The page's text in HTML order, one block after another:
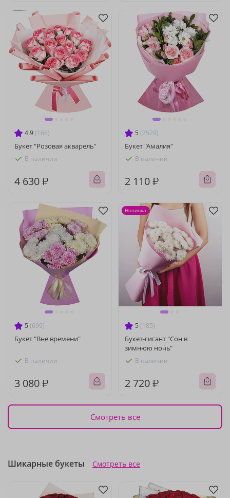
4.9 (166)
Букет "Розовая акварель"
В наличии
4 630 ₽
5 (2529)
Букет "Амалия"
В наличии
2 110 ₽
5 (699)
Букет "Вне времени"
В наличии
3 080 ₽
5 (185)
Букет-гигант "Сон в
зимнюю ночь"
В наличии
2 720 ₽
Новинка
Смотреть все
Шикарные букеты Смотреть все